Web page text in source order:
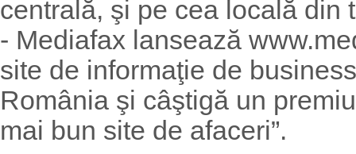
centrală, şi pe cea locală din
- Mediafax lansează
site de informaţie de
România şi câştigă un
mai bun site de afaceri”.